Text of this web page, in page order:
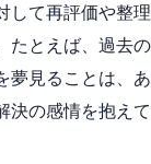
して再評価や整
たとえば、過去
夢見ることは、
決の感情を抱え